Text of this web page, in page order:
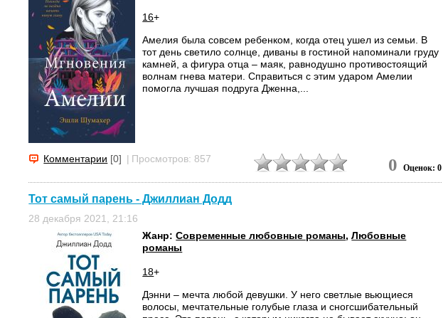
16+
Амелия была совсем ребенком, когда отец ушел из семьи. В
тот день светило солнце, диваны в гостиной напоминали груду
камней, а фигура отца – маяк, равнодушно противостоящий
волнам гнева матери. Справиться с этим ударом Амелии
помогла лучшая подруга Дженна,...
Комментарии [0] | Просмотров: 857 0 Оценок: 0
Тот самый парень - Джиллиан Додд
28 декабря 2021, 21:16
Жанр:Современные любовные романы,Любовные
романы
18+
Дэнни – мечта любой девушки. У него светлые вьющиеся
волосы, мечтательные голубые глаза и сногсшибательный